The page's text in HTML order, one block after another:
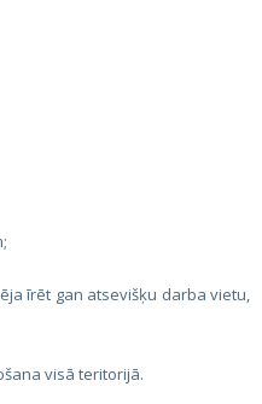
īrēt gan atsevišķu darba vietu,
visā teritorijā.